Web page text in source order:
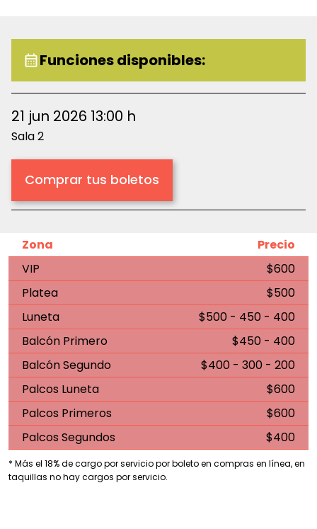
Funciones disponibles:
21 jun 2026 13:00 h
Sala 2
Comprar tus boletos
Zona
Precio
VIP
$600
Platea
$500
Luneta
$500 - 450 - 400
Balcón Primero
$450 - 400
Balcón Segundo
$400 - 300 - 200
Palcos Luneta
$600
Palcos Primeros
$600
Palcos Segundos
$400
* Más el 18% de cargo por servicio por boleto en compras en línea, en
taquillas no hay cargos por servicio.